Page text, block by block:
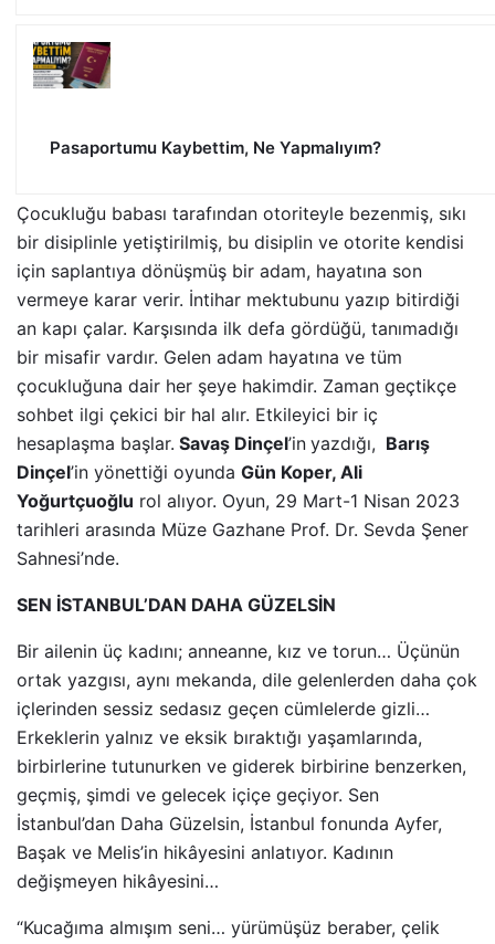
Pasaportumu Kaybettim, Ne Yapmalıyım?
Çocukluğu babası tarafından otoriteyle bezenmiş, sıkı
bir disiplinle yetiştirilmiş, bu disiplin ve otorite kendisi
için saplantıya dönüşmüş bir adam, hayatına son
vermeye karar verir. İntihar mektubunu yazıp bitirdiği
an kapı çalar. Karşısında ilk defa gördüğü, tanımadığı
bir misafir vardır. Gelen adam hayatına ve tüm
çocukluğuna dair her şeye hakimdir. Zaman geçtikçe
sohbet ilgi çekici bir hal alır. Etkileyici bir iç
hesaplaşma başlar. Savaş Dinçel’in yazdığı, Barış
Dinçel’in yönettiği oyunda Gün Koper, Ali
Yoğurtçuoğlu rol alıyor. Oyun, 29 Mart-1 Nisan 2023
tarihleri arasında Müze Gazhane Prof. Dr. Sevda Şener
Sahnesi’nde.
SEN İSTANBUL’DAN DAHA GÜZELSİN
Bir ailenin üç kadını; anneanne, kız ve torun… Üçünün
ortak yazgısı, aynı mekanda, dile gelenlerden daha çok
içlerinden sessiz sedasız geçen cümlelerde gizli…
Erkeklerin yalnız ve eksik bıraktığı yaşamlarında,
birbirlerine tutunurken ve giderek birbirine benzerken,
geçmiş, şimdi ve gelecek içiçe geçiyor. Sen
İstanbul’dan Daha Güzelsin, İstanbul fonunda Ayfer,
Başak ve Melis’in hikâyesini anlatıyor. Kadının
değişmeyen hikâyesini…
“Kucağıma almışım seni… yürümüşüz beraber, çelik